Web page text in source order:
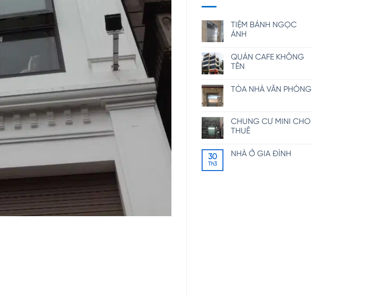
TIỆM BÁNH NGỌC
ÁNH
QUÁN CAFE KHÔNG
TÊN
TÒA NHÀ VĂN PHÒNG
CHUNG CƯ MINI CHO
THUÊ
30
Th3
NHÀ Ở GIA ĐÌNH